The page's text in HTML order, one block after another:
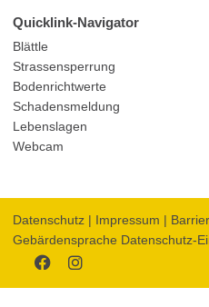
Quicklink-Navigator
Blättle
Strassensperrung
Bodenrichtwerte
Schadensmeldung
Lebenslagen
Webcam
Datenschutz| Impressum
Gebärdensprache Datenschutz-
Facebookauftritt